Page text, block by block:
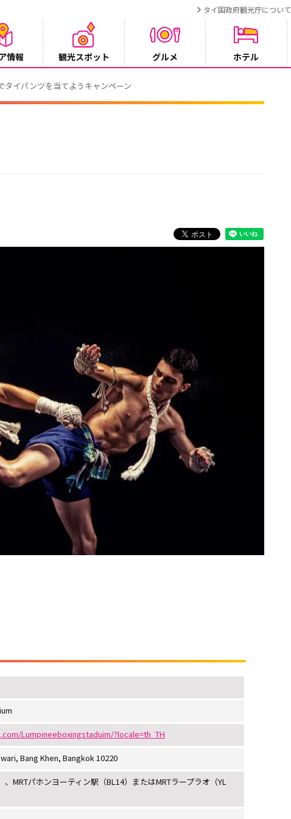
タイ国政府観光庁について
情報 観光スポット グルメ ホテル
ーン
Lumpineeboxingstaduim/?locale=th_TH
Bang Khen, Bangkok 10220
、MRTパホンヨーティン駅（BL14）またはMRTラープラオ（YL